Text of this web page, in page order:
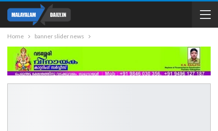
Home banner slider news